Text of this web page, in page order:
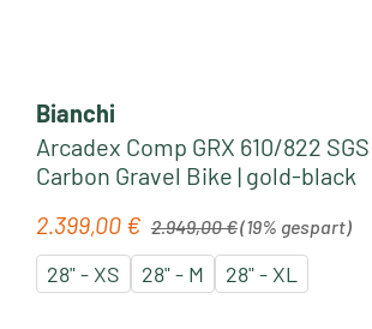
Bianchi
Arcadex Comp GRX 610/822
Carbon Gravel Bike | gold-black
Verkaufspreis:
2.399,00 € Regulärer Preis:
2.949,00 €(19% gespart)
28" - XS 28" - M 28" - XL